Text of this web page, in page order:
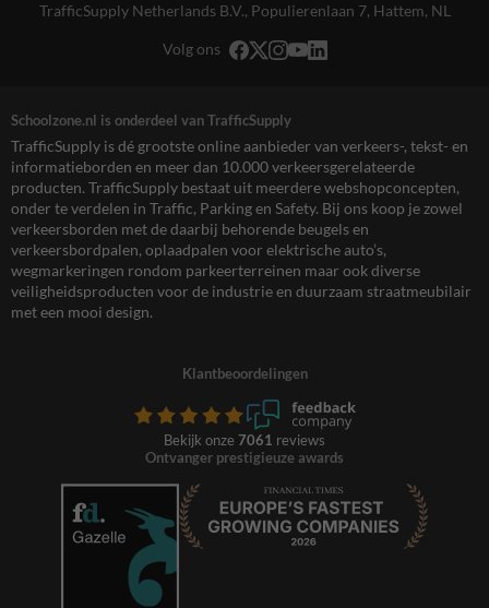
TrafficSupply Netherlands B.V., Populierenlaan 7, Hattem, NL
Volg ons
Schoolzone.nl is onderdeel van TrafficSupply
TrafficSupply is dé grootste online aanbieder van verkeers-, tekst- en
informatieborden en meer dan 10.000 verkeersgerelateerde
producten. TrafficSupply bestaat uit meerdere webshopconcepten,
onder te verdelen in Traffic, Parking en Safety. Bij ons koop je zowel
verkeersborden met de daarbij behorende beugels en
verkeersbordpalen, oplaadpalen voor elektrische auto’s,
wegmarkeringen rondom parkeerterreinen maar ook diverse
veiligheidsproducten voor de industrie en duurzaam straatmeubilair
met een mooi design.
Klantbeoordelingen
Bekijk onze 7061 reviews
Ontvanger prestigieuze awards